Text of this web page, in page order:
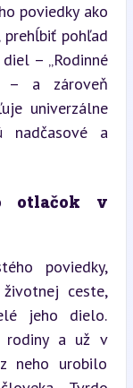
poviedky ako
pohľad
– „Rodinné
– a zároveň
univerzálne
nadčasové a
otlačok v
poviedky,
ceste,
jeho dielo.
rodiny a už v
neho urobilo